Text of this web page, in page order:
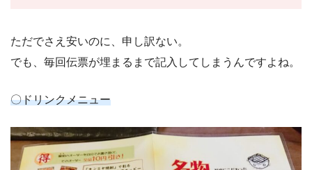
ただでさえ安いのに、申し訳ない。
でも、毎回伝票が埋まるまで記入してしまうんですよね。
〇ドリンクメニュー